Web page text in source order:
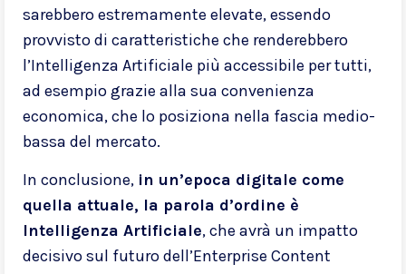
sarebbero estremamente elevate, essendo
provvisto di caratteristiche che renderebbero
l’Intelligenza Artificiale più accessibile per tutti,
ad esempio grazie alla sua convenienza
economica, che lo posiziona nella fascia medio-
bassa del mercato.
In conclusione, in un’epoca digitale come
quella attuale, la parola d’ordine è
Intelligenza Artificiale, che avrà un impatto
decisivo sul futuro dell’Enterprise Content